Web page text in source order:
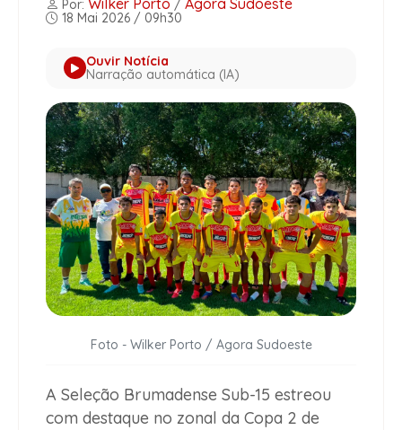
Por: /
18 Mai 2026 / 09h30
Ouvir Notícia
Narração automática (IA)
Foto - Wilker Porto / Agora Sudoeste
A Seleção Brumadense Sub-15 estreou
com destaque no zonal da Copa 2 de